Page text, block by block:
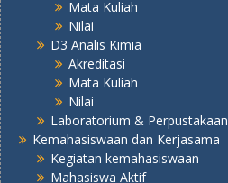
Mata Kuliah
Nilai
D3 Analis Kimia
Akreditasi
Mata Kuliah
Nilai
Laboratorium & Perpustakaan
Kemahasiswaan dan Kerjasama
Kegiatan kemahasiswaan
Mahasiswa Aktif